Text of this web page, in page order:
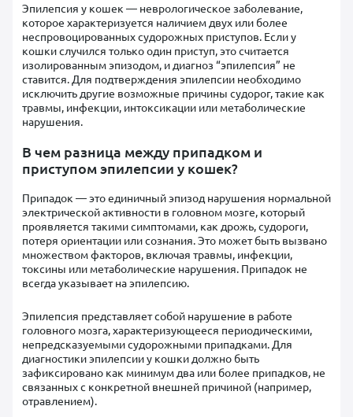
Эпилепсия у кошек — неврологическое заболевание,
которое характеризуется наличием двух или более
неспровоцированных судорожных приступов. Если у
кошки случился только один приступ, это считается
изолированным эпизодом, и диагноз “эпилепсия” не
ставится. Для подтверждения эпилепсии необходимо
исключить другие возможные причины судорог, такие как
травмы, инфекции, интоксикации или метаболические
нарушения.
В чем разница между припадком и
приступом эпилепсии у кошек?
Припадок — это единичный эпизод нарушения нормальной
электрической активности в головном мозге, который
проявляется такими симптомами, как дрожь, судороги,
потеря ориентации или сознания. Это может быть вызвано
множеством факторов, включая травмы, инфекции,
токсины или метаболические нарушения. Припадок не
всегда указывает на эпилепсию.
Эпилепсия представляет собой нарушение в работе
головного мозга, характеризующееся периодическими,
непредсказуемыми судорожными припадками. Для
диагностики эпилепсии у кошки должно быть
зафиксировано как минимум два или более припадков, не
связанных с конкретной внешней причиной (например,
отравлением).